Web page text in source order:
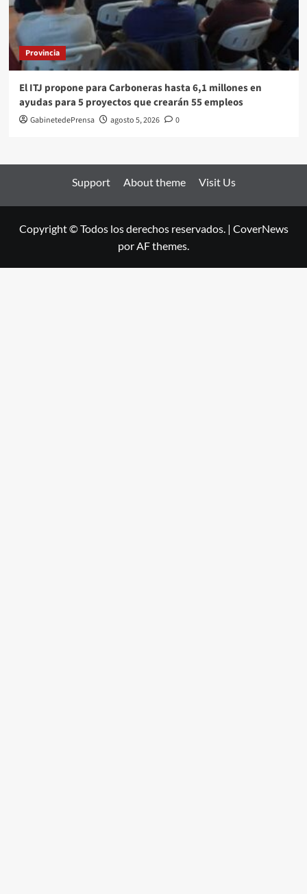
Provincia
El ITJ propone para Carboneras hasta 6,1 millones en
ayudas para 5 proyectos que crearán 55 empleos
GabinetedePrensa agosto 5, 2026 0
Support About theme Visit Us
Copyright © Todos los derechos reservados. | CoverNews
por AF themes.